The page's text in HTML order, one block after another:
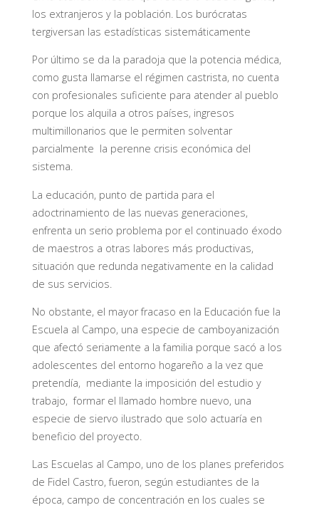
los extranjeros y la población. Los burócratas
tergiversan las estadísticas sistemáticamente
Por último se da la paradoja que la potencia médica,
como gusta llamarse el régimen castrista, no cuenta
con profesionales suficiente para atender al pueblo
porque los alquila a otros países, ingresos
multimillonarios que le permiten solventar
parcialmente la perenne crisis económica del
sistema.
La educación, punto de partida para el
adoctrinamiento de las nuevas generaciones,
enfrenta un serio problema por el continuado éxodo
de maestros a otras labores más productivas,
situación que redunda negativamente en la calidad
de sus servicios.
No obstante, el mayor fracaso en la Educación fue la
Escuela al Campo, una especie de camboyanización
que afectó seriamente a la familia porque sacó a los
adolescentes del entorno hogareño a la vez que
pretendía, mediante la imposición del estudio y
trabajo, formar el llamado hombre nuevo, una
especie de siervo ilustrado que solo actuaría en
beneficio del proyecto.
Las Escuelas al Campo, uno de los planes preferidos
de Fidel Castro, fueron, según estudiantes de la
época, campo de concentración en los cuales se